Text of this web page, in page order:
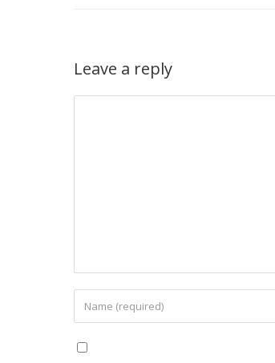
Leave a reply